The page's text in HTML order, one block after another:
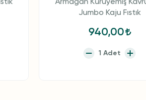
Jumbo Kaju Fıstık
940,00